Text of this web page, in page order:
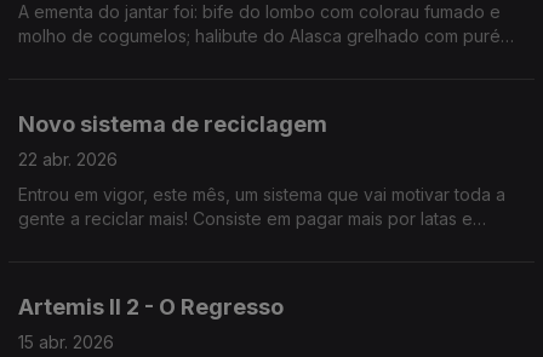
A ementa do jantar foi: bife do lombo com colorau fumado e
molho de cogumelos; halibute do Alasca grelhado com puré
Novo sistema de reciclagem
22 abr. 2026
Entrou em vigor, este mês, um sistema que vai motivar toda a
gente a reciclar mais! Consiste em pagar mais por latas e
Artemis II 2 - O Regresso
15 abr. 2026